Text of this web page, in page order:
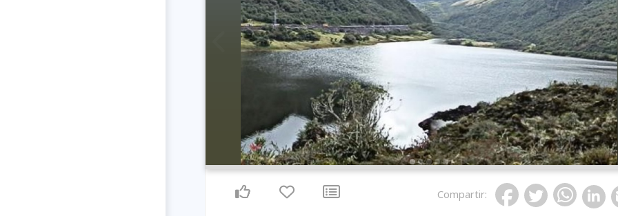
Previous
Compartir: